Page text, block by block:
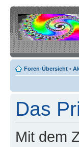
Foren-Übersicht •
Das
Mit dem